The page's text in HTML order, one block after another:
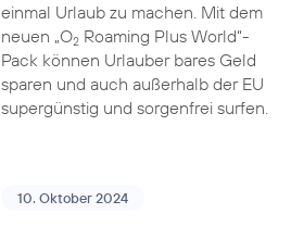
einmal Urlaub zu machen. Mit dem
neuen „O2Roaming Plus World“-
Pack können Urlauber bares Geld
sparen und auch außerhalb der EU
supergünstig und sorgenfrei surfen.
10. Oktober 2024